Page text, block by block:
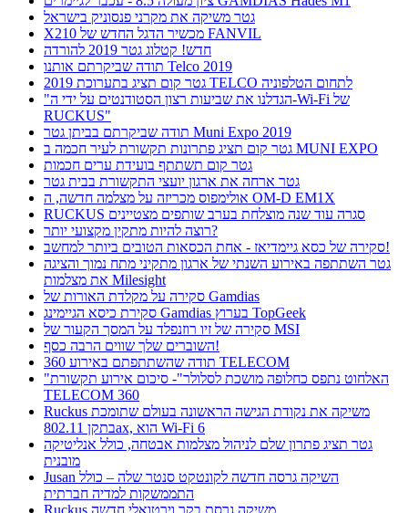
גטר משיקה את מקרני פנסוניק בישראל
X210 מכשיר הדגל החדש של FANVIL
חדש! קטלוג גטר 2019 להורדה
תודה שביקרתם אותנו Telco 2019
גטר קום תציג בתערוכת 2019 TELCO לתחום הטלפוניה
"הגדלנו את שביעות רצון הסטודנטים על ידי ה-Wi-Fi של
RUCKUS"
תודה שביקרתם בביתן גטר Muni Expo 2019
גטר קום תציג פתרונות תקשורת לעיר חכמה ב MUNI EXPO
גטר קום תשתתף בועידת ערים חכמות
גטר ארחה את ארגון יועצי התקשורת בבית גטר
אולימפוס מכריזה על מצלמה חדשה, ה OM-D EM1X
RUCKUS סגרה עוד שנה מוצלחת בערב שותפים מצטיינים
רוצה להיות מתקין מקצועי יותר?
סקירה של כסא גיימדיאז - אחת הכסאות הטובים ביותר למחשב!
גטר השתתפה באירוע השנתי של ארגון מתקיני מתח נמוך והציגה
את מצלמות Milesight
סקירה על מקלדת האורות של Gamdias
סקירת כיסא הגיימינג Gamdias בערוץ TopGeek
סקירה של זיו רוזנפלד על המסך הקעור של MSI
השוברים שלך שווים הרבה כסף!
תודה שהשתתפתם באירוע 360 TELECOM
"האלחוט נתפס כחלופה מושכת לסלולר"- סיכום אירוע תקשורת
TELECOM 360
Ruckus משיקה את נקודת הגישה הראשונה בעולם שתומכת
בתקן 802.11ax, הוא Wi-Fi 6
גטר תציג פתרון שלם לניהול מצלמות אבטחה, כולל אנליטיקה
מובנית
Jusan השיקה גרסה חדשה לקונטקט סנטר שלה – כולל
התממשקות למדיה חברתית
Ruckus משיקה גרסת בקר וירטואלי חדשה